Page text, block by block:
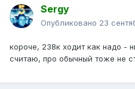
Sergy
Опубликовано 23
короче, 238к ходит как надо -
считаю, про обычный тоже не